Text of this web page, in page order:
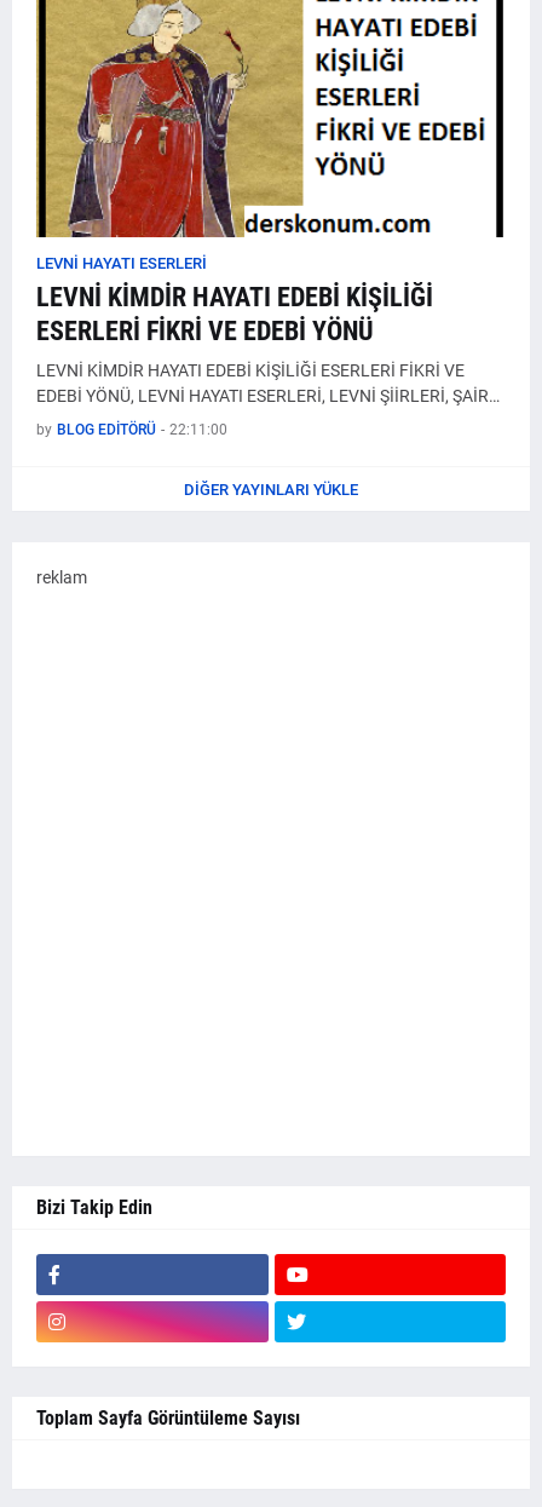
LEVNİ HAYATI ESERLERİ
LEVNİ KİMDİR HAYATI EDEBİ KİŞİLİĞİ
ESERLERİ FİKRİ VE EDEBİ YÖNÜ
LEVNİ KİMDİR HAYATI EDEBİ KİŞİLİĞİ ESERLERİ FİKRİ VE
EDEBİ YÖNÜ, LEVNİ HAYATI ESERLERİ, LEVNİ ŞİİRLERİ, ŞAİR…
by BLOG EDİTÖRÜ - 22:11:00
DIĞER YAYINLARI YÜKLE
reklam
Bizi Takip Edin
Toplam Sayfa Görüntüleme Sayısı